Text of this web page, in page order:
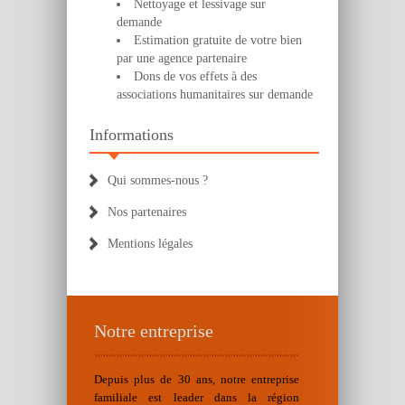
Nettoyage et lessivage sur
demande
Estimation gratuite de votre bien
par une agence partenaire
Dons de vos effets à des
associations humanitaires sur demande
Informations
Qui sommes-nous ?
Nos partenaires
Mentions légales
Notre entreprise
Depuis plus de 30 ans, notre entreprise
familiale est leader dans la région